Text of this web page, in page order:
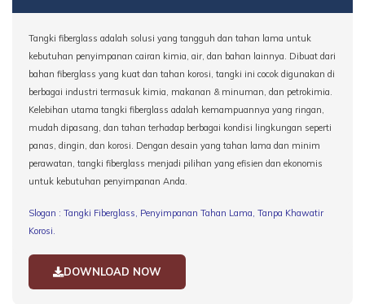
Tangki fiberglass adalah solusi yang tangguh dan tahan lama untuk
kebutuhan penyimpanan cairan kimia, air, dan bahan lainnya. Dibuat dari
bahan fiberglass yang kuat dan tahan korosi, tangki ini cocok digunakan di
berbagai industri termasuk kimia, makanan & minuman, dan petrokimia.
Kelebihan utama tangki fiberglass adalah kemampuannya yang ringan,
mudah dipasang, dan tahan terhadap berbagai kondisi lingkungan seperti
panas, dingin, dan korosi. Dengan desain yang tahan lama dan minim
perawatan, tangki fiberglass menjadi pilihan yang efisien dan ekonomis
untuk kebutuhan penyimpanan Anda.
Slogan : Tangki Fiberglass, Penyimpanan Tahan Lama, Tanpa Khawatir
Korosi.
DOWNLOAD NOW